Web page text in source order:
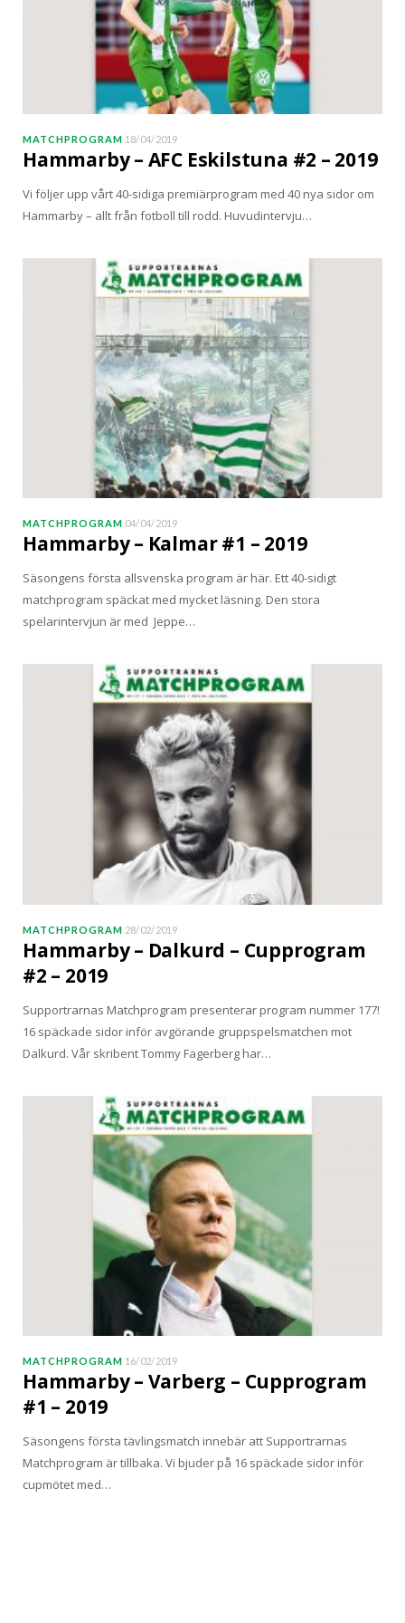
MATCHPROGRAM 18/04/2019
Hammarby – AFC Eskilstuna #2 – 2019
Vi följer upp vårt 40-sidiga premiärprogram med 40 nya sidor om
Hammarby – allt från fotboll till rodd. Huvudintervju…
MATCHPROGRAM 04/04/2019
Hammarby – Kalmar #1 – 2019
Säsongens första allsvenska program är här. Ett 40-sidigt
matchprogram späckat med mycket läsning. Den stora
spelarintervjun är med Jeppe…
MATCHPROGRAM 28/02/2019
Hammarby – Dalkurd – Cupprogram
#2 – 2019
Supportrarnas Matchprogram presenterar program nummer 177!
16 späckade sidor inför avgörande gruppspelsmatchen mot
Dalkurd. Vår skribent Tommy Fagerberg har…
MATCHPROGRAM 16/02/2019
Hammarby – Varberg – Cupprogram
#1 – 2019
Säsongens första tävlingsmatch innebär att Supportrarnas
Matchprogram är tillbaka. Vi bjuder på 16 späckade sidor inför
cupmötet med…